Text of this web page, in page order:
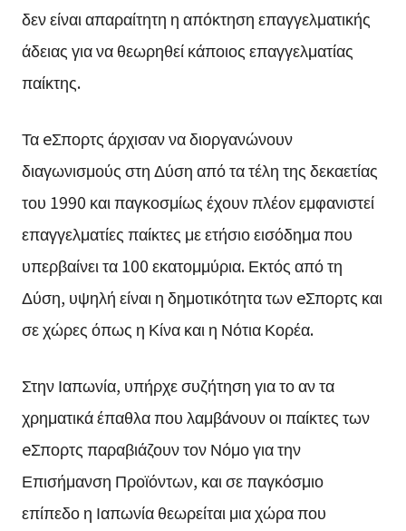
δεν είναι απαραίτητη η απόκτηση επαγγελματικής
άδειας για να θεωρηθεί κάποιος επαγγελματίας
παίκτης.
Τα eΣπορτς άρχισαν να διοργανώνουν
διαγωνισμούς στη Δύση από τα τέλη της δεκαετίας
του 1990 και παγκοσμίως έχουν πλέον εμφανιστεί
επαγγελματίες παίκτες με ετήσιο εισόδημα που
υπερβαίνει τα 100 εκατομμύρια. Εκτός από τη
Δύση, υψηλή είναι η δημοτικότητα των eΣπορτς και
σε χώρες όπως η Κίνα και η Νότια Κορέα.
Στην Ιαπωνία, υπήρχε συζήτηση για το αν τα
χρηματικά έπαθλα που λαμβάνουν οι παίκτες των
eΣπορτς παραβιάζουν τον Νόμο για την
Επισήμανση Προϊόντων, και σε παγκόσμιο
επίπεδο η Ιαπωνία θεωρείται μια χώρα που